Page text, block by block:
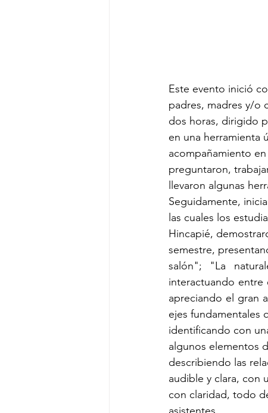
Este evento inició
padres, madres y/o
dos horas, dirigido
en una herramienta
acompañamiento
preguntaron,
llevaron algunas
Seguidamente,
las cuales los
Hincapié,
semestre,
salón"; "La
interactuando entre
apreciando el gran
ejes fundamentales
identificando con
algunos elementos
describiendo las
audible y clara, con
con claridad, todo